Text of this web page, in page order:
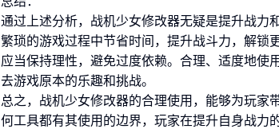
通过上述分析，战机少女修改器无疑是提升战力
繁琐的游戏过程中节省时间，提升战斗力，解锁
应当保持理性，避免过度依赖。合理、适度地使
去游戏原本的乐趣和挑战。
总之，战机少女修改器的合理使用，能够为玩家
何工具都有其使用的边界，玩家在提升自身战力